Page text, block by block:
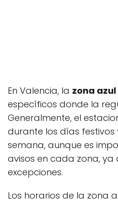
En Valencia, la zona azul
específicos donde la
Generalmente, el
durante los días festivos
semana, aunque es
avisos en cada zona, ya
excepciones.
Los horarios de la zona